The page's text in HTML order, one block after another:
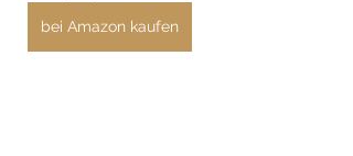
bei Amazon kaufen